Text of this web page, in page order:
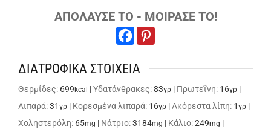
ΑΠΟΛΑΥΣΕ ΤΟ - ΜΟΙΡΑΣΕ ΤΟ!
ΔΙΑΤΡΟΦΙΚΑ ΣΤΟΙΧΕΙΑ
Θερμίδες: 699 kcal |Υδατάνθρακες:83γρ | Πρωτεΐνη: 16γρ |
Λιπαρά:31 γρ | Κορεσμένα λιπαρά: 16γρ |Ακόρεστα λίπη: 1 γρ |
Χοληστερόλη: 65mg | Νάτριο:3184mg | Κάλιο:249mg |